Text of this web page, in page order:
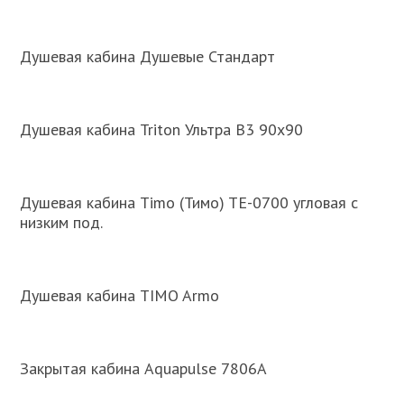
Душевая кабина Душевые Стандарт
Душевая кабина Triton Ультра В3 90х90
Душевая кабина Timo (Тимо) TE-0700 угловая с
низким под.
Душевая кабина TIMO Armo
Закрытая кабина Aquapulse 7806A